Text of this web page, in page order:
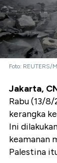
Foto: REUTERS/
Jakarta,
Rabu (13/
kerangka
Ini
keamanan
Palestina